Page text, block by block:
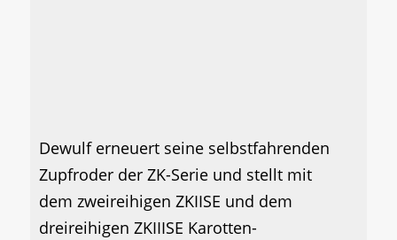
Dewulf erneuert seine selbstfahrenden
Zupfroder der ZK-Serie und stellt mit
dem zweireihigen ZKIISE und dem
dreireihigen ZKIIISE Karotten-